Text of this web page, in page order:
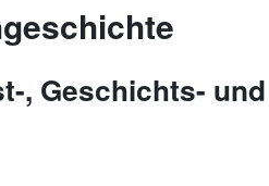
, Geschichts- und